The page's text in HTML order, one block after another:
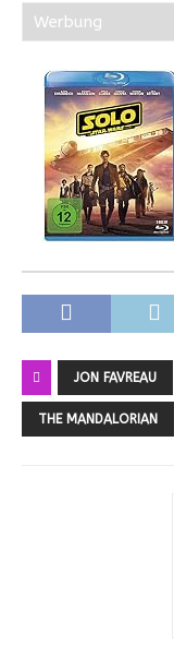
Werbung
JON FAVREAU
THE MANDALORIAN